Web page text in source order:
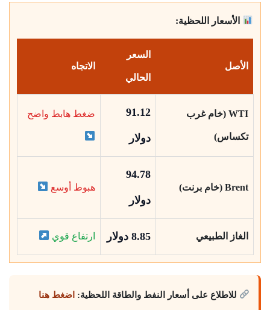
الأسعار اللحظية:
الأصل
السعر
الحالي
الاتجاه
WTI (خام غرب
تكساس)
91.12
دولار
ضغط هابط واضح
Brent (خام برنت)
94.78
دولار
هبوط أوسع
الغاز الطبيعي 8.85 دولار ارتفاع قوي
للاطلاع على أسعار النفط والطاقة اللحظية: اضغط هنا